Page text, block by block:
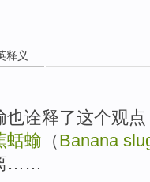
释义
也诠释了这个观
蛞蝓 （Banana
……